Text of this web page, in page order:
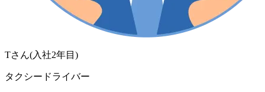
Tさん(入社2年目)
タクシードライバー